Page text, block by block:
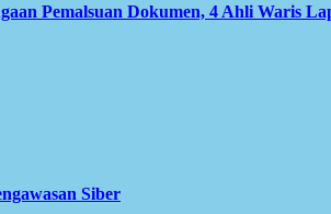
Pemalsuan Dokumen, 4 Ahli Waris
Siber